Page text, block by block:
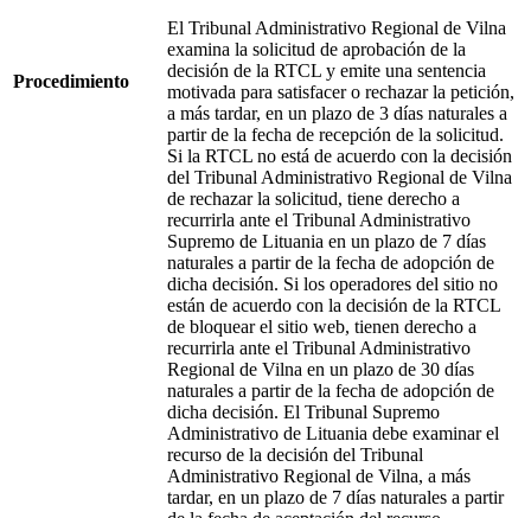
Procedimiento
El Tribunal Administrativo Regional de Vilna
examina la solicitud de aprobación de la
decisión de la RTCL y emite una sentencia
motivada para satisfacer o rechazar la petición,
a más tardar, en un plazo de 3 días naturales a
partir de la fecha de recepción de la solicitud.
Si la RTCL no está de acuerdo con la decisión
del Tribunal Administrativo Regional de Vilna
de rechazar la solicitud, tiene derecho a
recurrirla ante el Tribunal Administrativo
Supremo de Lituania en un plazo de 7 días
naturales a partir de la fecha de adopción de
dicha decisión. Si los operadores del sitio no
están de acuerdo con la decisión de la RTCL
de bloquear el sitio web, tienen derecho a
recurrirla ante el Tribunal Administrativo
Regional de Vilna en un plazo de 30 días
naturales a partir de la fecha de adopción de
dicha decisión. El Tribunal Supremo
Administrativo de Lituania debe examinar el
recurso de la decisión del Tribunal
Administrativo Regional de Vilna, a más
tardar, en un plazo de 7 días naturales a partir